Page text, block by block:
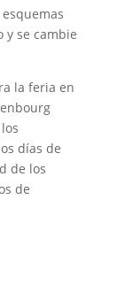
y se cambie
la feria en
días de
de los
de